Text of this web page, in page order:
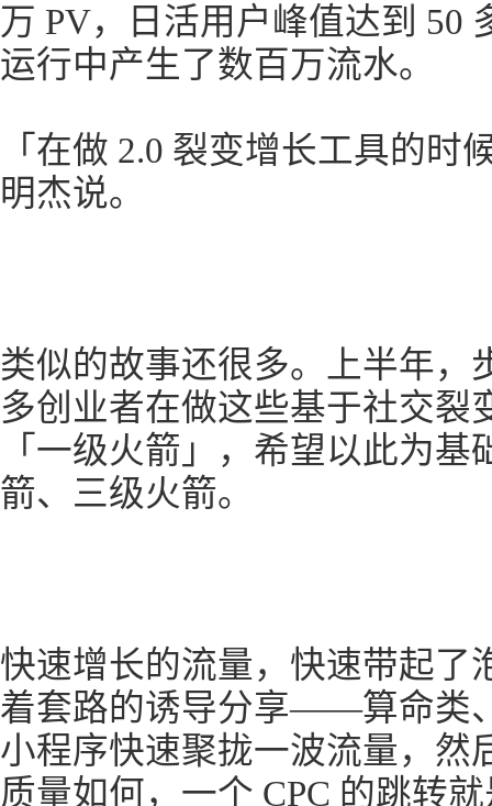
万 PV，日活用户峰值达到 50
运行中产生了数百万流水。
「在做 2.0 裂变增长工具的时
明杰说。
类似的故事还很多。上半年，
多创业者在做这些基于社交裂
「一级火箭」，希望以此为
箭、三级火箭。
快速增长的流量，快速带起了
着套路的诱导分享——算命类
小程序快速聚拢一波流量，然
质量如何，一个 CPC 的跳转